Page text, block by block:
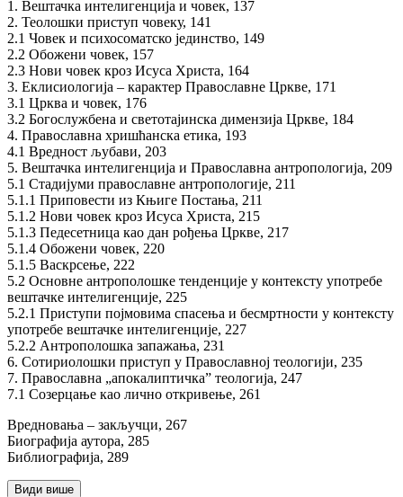
1. Вештачка интелигенција и човек, 137
2. Теолошки приступ човеку, 141
2.1 Човек и психосоматско јединство, 149
2.2 Обожени човек, 157
2.3 Нови човек кроз Исуса Христа, 164
3. Еклисиологија – карактер Православне Цркве, 171
3.1 Црква и човек, 176
3.2 Богослужбена и светотајинска димензија Цркве, 184
4. Православна хришћанска етика, 193
4.1 Вредност љубави, 203
5. Вештачка интелигенција и Православна антропологија, 209
5.1 Стадијуми православне антропологије, 211
5.1.1 Приповести из Књиге Постања, 211
5.1.2 Нови човек кроз Исуса Христа, 215
5.1.3 Педесетница као дан рођења Цркве, 217
5.1.4 Обожени човек, 220
5.1.5 Васкрсење, 222
5.2 Основне антрополошке тенденције у контексту употребе
вештачке интелигенције, 225
5.2.1 Приступи појмовима спасења и бесмртности у контексту
употребе вештачке интелигенције, 227
5.2.2 Антрополошка запажања, 231
6. Сотириолошки приступ у Православној теологији, 235
7. Православна „апокалиптичка” теологија, 247
7.1 Созерцање као лично откривење, 261
Вредновања – закључци, 267
Биографија аутора, 285
Библиографија, 289
Види више